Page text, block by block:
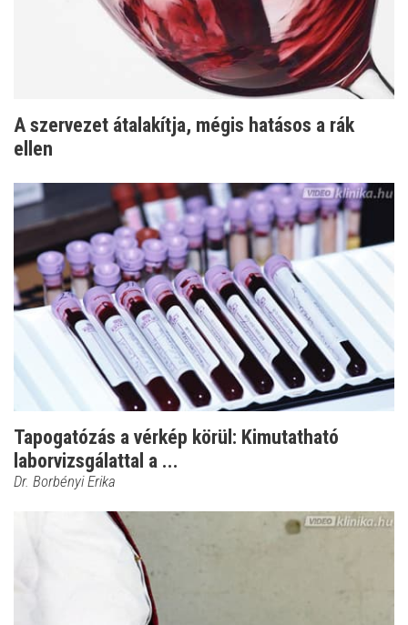
A szervezet átalakítja, mégis hatásos a rák
ellen
Tapogatózás a vérkép körül: Kimutatható
laborvizsgálattal a ...
Dr. Borbényi Erika